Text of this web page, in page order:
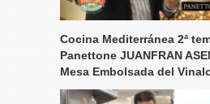
Cocina Mediterránea 2ª
Panettone JUANFRAN
Mesa Embolsada del